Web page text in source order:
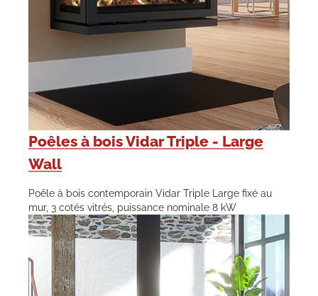
Poêles à bois Vidar Triple - Large
Wall
Poêle à bois contemporain Vidar Triple Large fixé au
mur, 3 cotés vitrés, puissance nominale 8 kW